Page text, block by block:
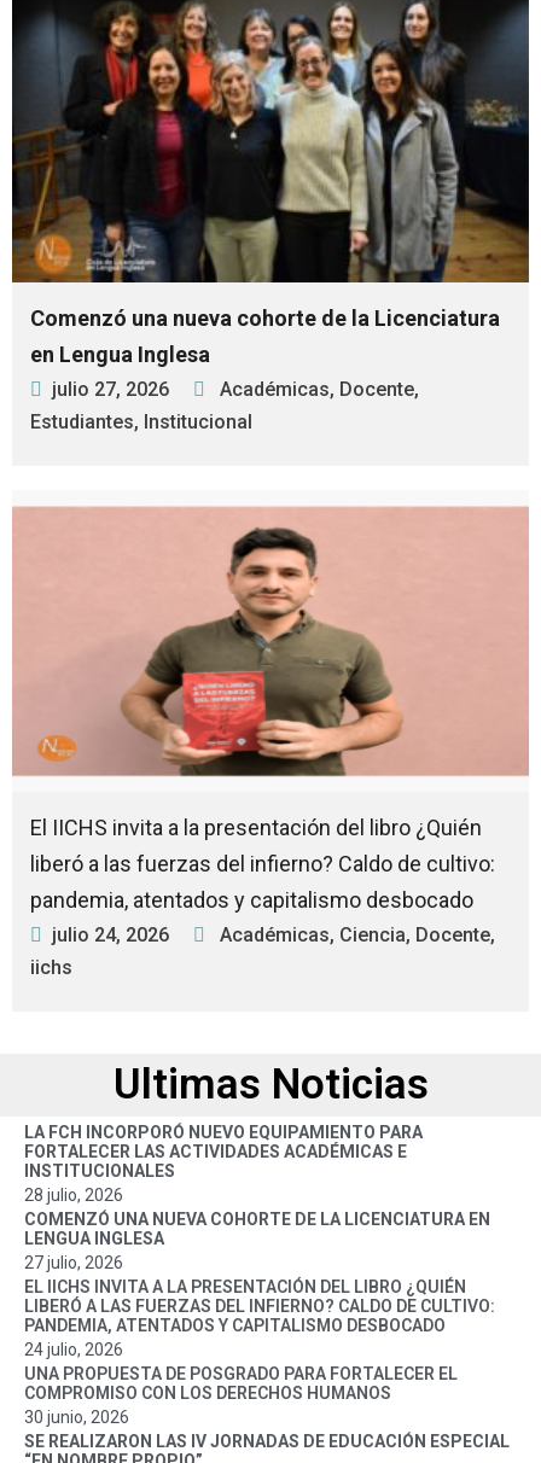
Comenzó una nueva cohorte de la Licenciatura
en Lengua Inglesa
julio 27, 2026 Académicas, Docente,
Estudiantes, Institucional
El IICHS invita a la presentación del libro ¿Quién
liberó a las fuerzas del infierno? Caldo de cultivo:
pandemia, atentados y capitalismo desbocado
julio 24, 2026 Académicas, Ciencia, Docente,
iichs
Ultimas Noticias
LA FCH INCORPORÓ NUEVO EQUIPAMIENTO PARA
FORTALECER LAS ACTIVIDADES ACADÉMICAS E
INSTITUCIONALES
28 julio, 2026
COMENZÓ UNA NUEVA COHORTE DE LA LICENCIATURA EN
LENGUA INGLESA
27 julio, 2026
EL IICHS INVITA A LA PRESENTACIÓN DEL LIBRO ¿QUIÉN
LIBERÓ A LAS FUERZAS DEL INFIERNO? CALDO DE CULTIVO:
PANDEMIA, ATENTADOS Y CAPITALISMO DESBOCADO
24 julio, 2026
UNA PROPUESTA DE POSGRADO PARA FORTALECER EL
COMPROMISO CON LOS DERECHOS HUMANOS
30 junio, 2026
SE REALIZARON LAS IV JORNADAS DE EDUCACIÓN ESPECIAL